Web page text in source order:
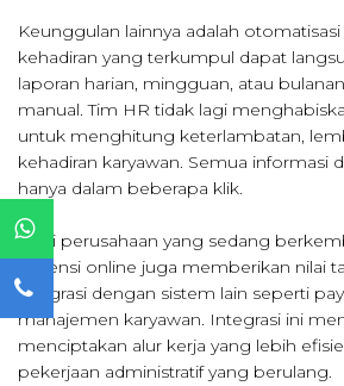
Keunggulan lainnya adalah
kehadiran yang terkumpul dapat
laporan harian, mingguan, atau
manual. Tim HR tidak lagi
untuk menghitung keterlambatan,
kehadiran karyawan. Semua informasi
hanya dalam beberapa klik.
Bagi perusahaan yang sedang
absensi online juga memberikan nilai
integrasi dengan sistem lain seperti
manajemen karyawan. Integrasi ini
menciptakan alur kerja yang lebih
pekerjaan administratif yang berulang.